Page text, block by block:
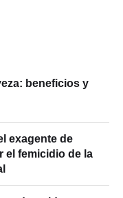
beneficios y
exagente de
el femicidio de la